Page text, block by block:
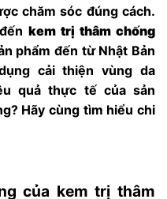
chăm sóc đúng cách.
đếnkem trị thâm chống
phẩm đến từ Nhật Bản
cải thiện vùng da
quả thực tế của sản
Hãy cùng tìm hiểu chi
của kem trị thâm